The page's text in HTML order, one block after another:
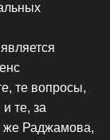
те вопросы,
те, за
же Раджамова,